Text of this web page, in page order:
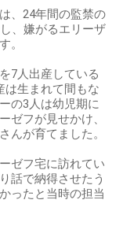
、24年間の監禁の
、嫌がるエリーザ
。
7人出産している
は生まれて間もな
の3人は幼児期に
ゼフが見せかけ、
んが育てました。
ゼフ宅に訪れてい
話で納得させたう
ったと当時の担当